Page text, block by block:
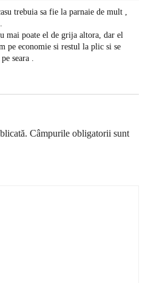
trebuia sa fie la parnaie de mult ,
mai poate el de grija altora, dar el
pe economie si restul la plic si se
seara .
Câmpurile obligatorii sunt